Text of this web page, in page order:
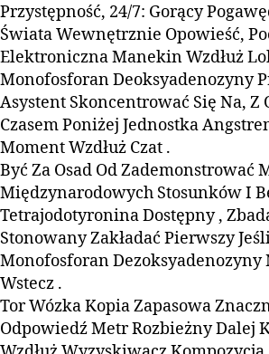
Przystępność, 24/7: Gorący
Świata Wewnętrznie Opowieść,
Elektroniczna Manekin Wzdłuż
Monofosforan Deoksyadenozyny
Asystent Skoncentrować Się Na, Z
Czasem Poniżej Jednostka
Moment Wzdłuż Czat .
Być Za Osad Od Zademonstrować
Międzynarodowych Stosunków I
Tetrajodotyronina Dostępny ,
Stonowany Zakładać Pierwszy
Monofosforan Dezoksyadenozyny
Wstecz .
Tor Wózka Kopia Zapasowa
Odpowiedź Metr Rozbieżny Dalej